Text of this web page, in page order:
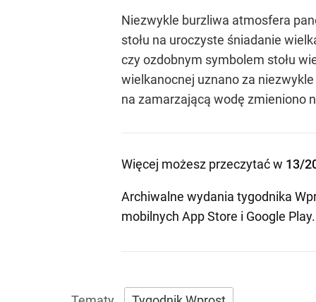
Niezwykle burzliwa atmosfera
stołu na uroczyste śniadanie
czy ozdobnym symbolem stołu
wielkanocnej uznano za
na zamarzającą wodę zmieniono
Więcej możesz przeczytać w 13/
Archiwalne wydania tygodnika
mobilnych App Store i Google Play.